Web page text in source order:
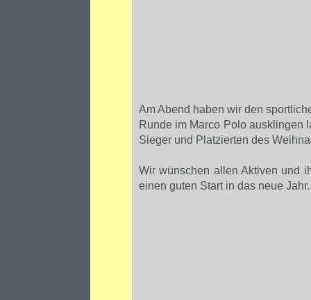
Am Abend haben wir den
Runde im Marco Polo ausklingen
Sieger und Platzierten des
Wir wünschen allen Aktiven und
einen guten Start in das neue Jahr.